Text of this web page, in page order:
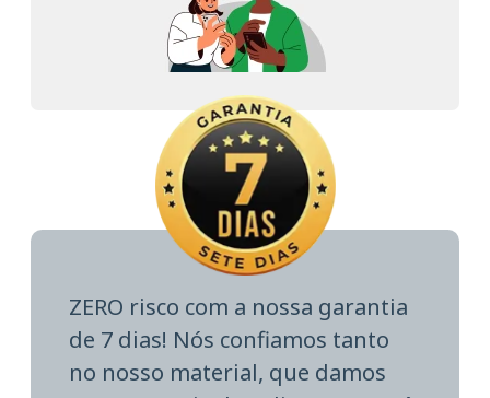
ZERO risco com a nossa garantia
de 7 dias! Nós confiamos tanto
no nosso material, que damos